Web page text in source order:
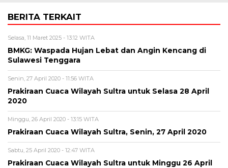
BERITA TERKAIT
Selasa, 11 Maret 2025 - 13:12 WITA
BMKG: Waspada Hujan Lebat dan Angin Kencang di
Sulawesi Tenggara
Senin, 27 April 2020 - 11:56 WITA
Prakiraan Cuaca Wilayah Sultra untuk Selasa 28 April
2020
Minggu, 26 April 2020 - 13:15 WITA
Prakiraan Cuaca Wilayah Sultra, Senin, 27 April 2020
Sabtu, 25 April 2020 - 12:47 WITA
Prakiraan Cuaca Wilayah Sultra untuk Minggu 26 April